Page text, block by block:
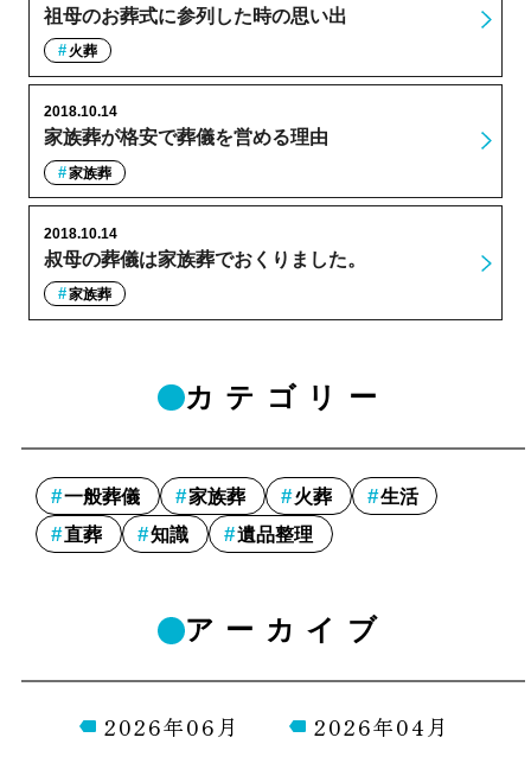
祖母のお葬式に参列した時の思い出
火葬
家族葬が格安で葬儀を営める理由
2018.10.14
家族葬
叔母の葬儀は家族葬でおくりました。
2018.10.14
家族葬
カテゴリー
一般葬儀 家族葬 火葬
生活
直葬
知識 遺品整理
アーカイブ
2026年06月
2026年04月